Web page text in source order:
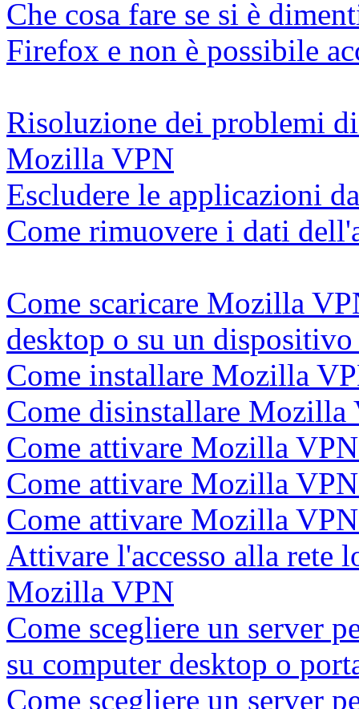
Che cosa fare se si è
Firefox e non è possibile
Risoluzione dei problemi
Mozilla VPN
Escludere le applicazioni
Come rimuovere i dati
Come scaricare Mozilla
desktop o su un
Come installare Mozilla
Come disinstallare Mozilla
Come attivare Mozilla
Come attivare Mozilla
Come attivare Mozilla
Attivare l'accesso alla rete
Mozilla VPN
Come scegliere un server
su computer desktop o
Come scegliere un server